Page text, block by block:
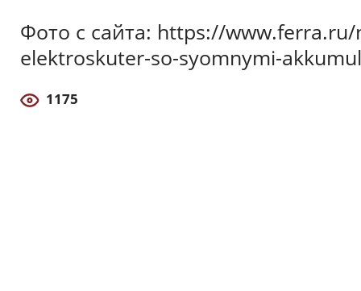
Фото с сайта: https://
elektroskuter-so-syomnymi-
1175